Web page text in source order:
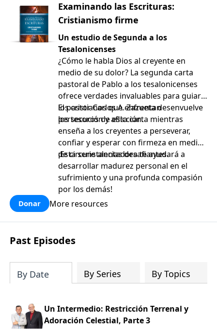
Examinando las Escrituras:
Cristianismo firme
Un estudio de Segunda a los
Tesalonicenses
¿Cómo le habla Dios al creyente en
medio de su dolor? La segunda carta
pastoral de Pablo a los tesalonicenses
ofrece verdades invaluables para guiar a
los cristianos que enfrentan
persecución y aflicción.
El pastor Carlos A. Zazueta desenvuelve
los tesoros de esta carta mientras
enseña a los creyentes a perseverar,
confiar y esperar con firmeza en medio
de circunstancias desafiantes.
¡Esta serie alentadora te ayudará a
desarrollar madurez personal en el
sufrimiento y una profunda compasión
por los demás!
Donar More resources
Past Episodes
By Date By Series By Topics
Un Intermedio: Restricción Terrenal y
Adoración Celestial, Parte 3